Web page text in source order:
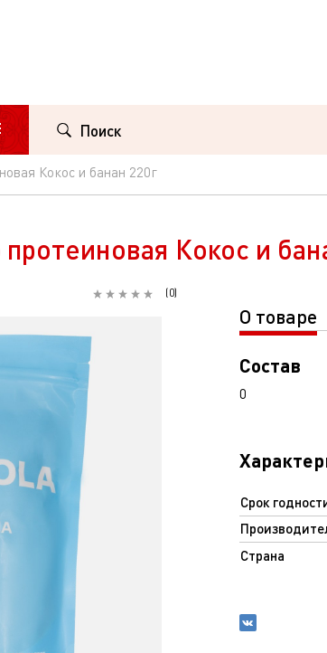
Поиск
Кокос и банан 220г
Кокос и
(0)
О товаре
Состав
0
Срок
Страна